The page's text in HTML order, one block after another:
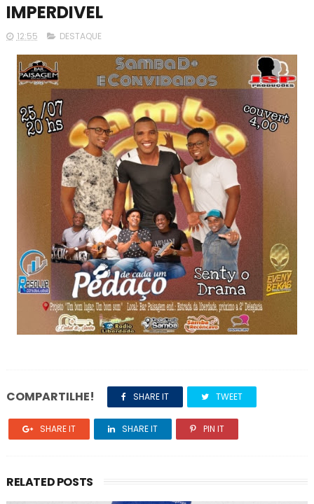
IMPERDIVEL
12:55 DESTAQUE
COMPARTILHE! SHARE IT TWEET
SHARE IT SHARE IT PIN IT
RELATED POSTS